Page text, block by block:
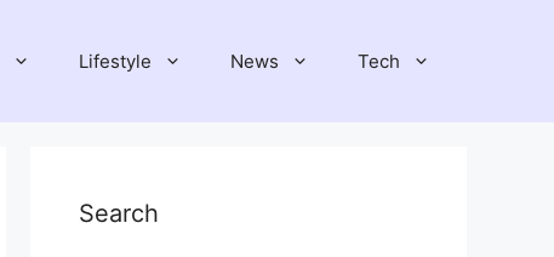
Lifestyle News Tech
Search